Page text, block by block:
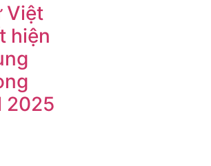
Việt
hiện
2025